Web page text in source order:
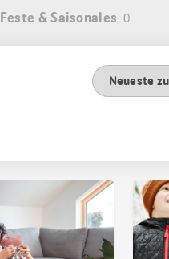
Feste & Saisonales 0
Resultat
Sortierung